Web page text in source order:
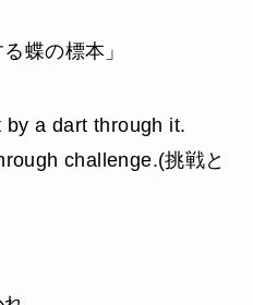
蝶の標本」
a dart through it.
challenge.(挑戦と